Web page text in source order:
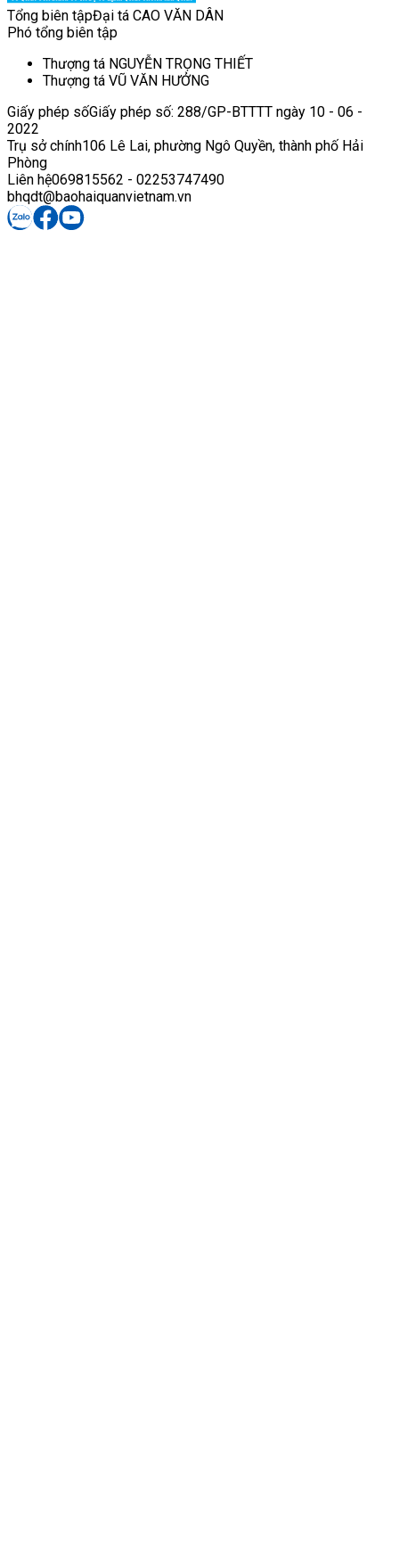
Tổng biên tậpĐại tá CAO VĂN DÂN
Phó tổng biên tập
Thượng tá NGUYỄN TRỌNG THIẾT
Thượng tá VŨ VĂN HƯỞNG
Giấy phép sốGiấy phép số: 288/GP-BTTTT ngày 10 - 06 -
2022
Trụ sở chính106 Lê Lai, phường Ngô Quyền, thành phố Hải
Phòng
Liên hệ069815562 - 02253747490
bhqdt@baohaiquanvietnam.vn